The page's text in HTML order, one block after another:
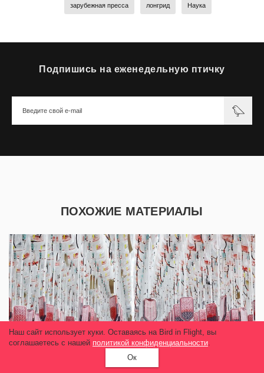
зарубежная пресса лонгрид Наука
Подпишись на еженедельную птичку
ПОХОЖИЕ МАТЕРИАЛЫ
Наш сайт использует куки. Оставаясь на Bird in Flight, вы
соглашаетесь с нашей политикой конфиденциальности.
Ок